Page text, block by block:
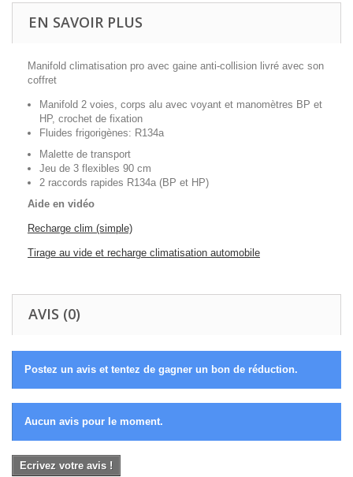
EN SAVOIR PLUS
Manifold climatisation pro avec gaine anti-collision livré avec son
coffret
Manifold 2 voies, corps alu avec voyant et manomètres BP et
HP, crochet de fixation
Fluides frigorigènes: R134a
Malette de transport
Jeu de 3 flexibles 90 cm
2 raccords rapides R134a (BP et HP)
Aide en vidéo
Recharge clim (simple)
Tirage au vide et recharge climatisation automobile
AVIS (0)
Postez un avis et tentez de gagner un bon de réduction.
Aucun avis pour le moment.
Ecrivez votre avis !